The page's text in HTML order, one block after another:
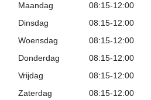
Maandag 08:15-12:00
Dinsdag
08:15-12:00
Woensdag
08:15-12:00
Donderdag
08:15-12:00
Vrijdag
08:15-12:00
Zaterdag
08:15-12:00